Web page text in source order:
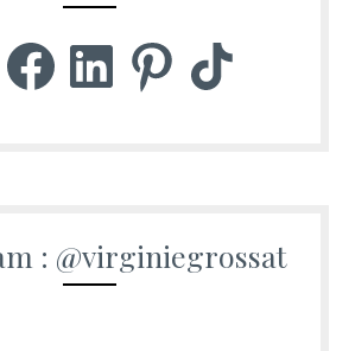
FacebookLinkedInPinterest TikTok
: @virginiegrossat